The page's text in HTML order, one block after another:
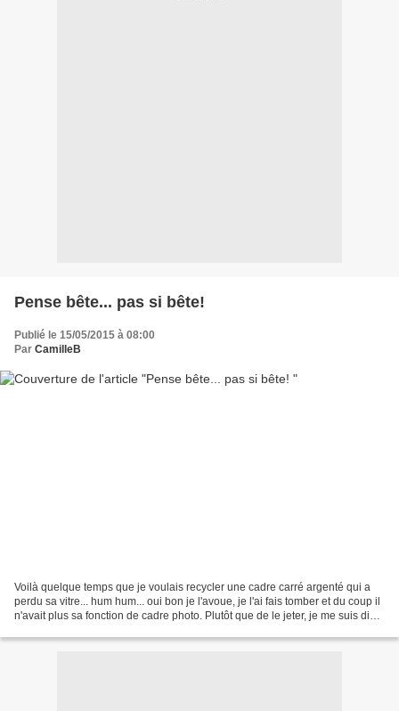
Pense bête... pas si bête!
Publié le 15/05/2015 à 08:00
Par CamilleB
Voilà quelque temps que je voulais recycler une cadre carré argenté qui a
perdu sa vitre... hum hum... oui bon je l'avoue, je l'ai fais tomber et du coup il
n'avait plus sa fonction de cadre photo. Plutôt que de le jeter, je me suis dis